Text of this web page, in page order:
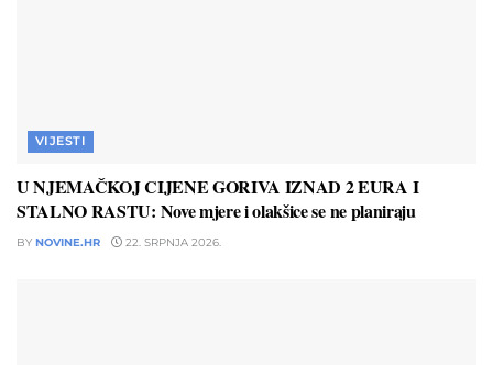
VIJESTI
U NJEMAČKOJ CIJENE GORIVA IZNAD 2 EURA I
STALNO RASTU: Nove mjere i olakšice se ne planiraju
BY NOVINE.HR 22. SRPNJA 2026.